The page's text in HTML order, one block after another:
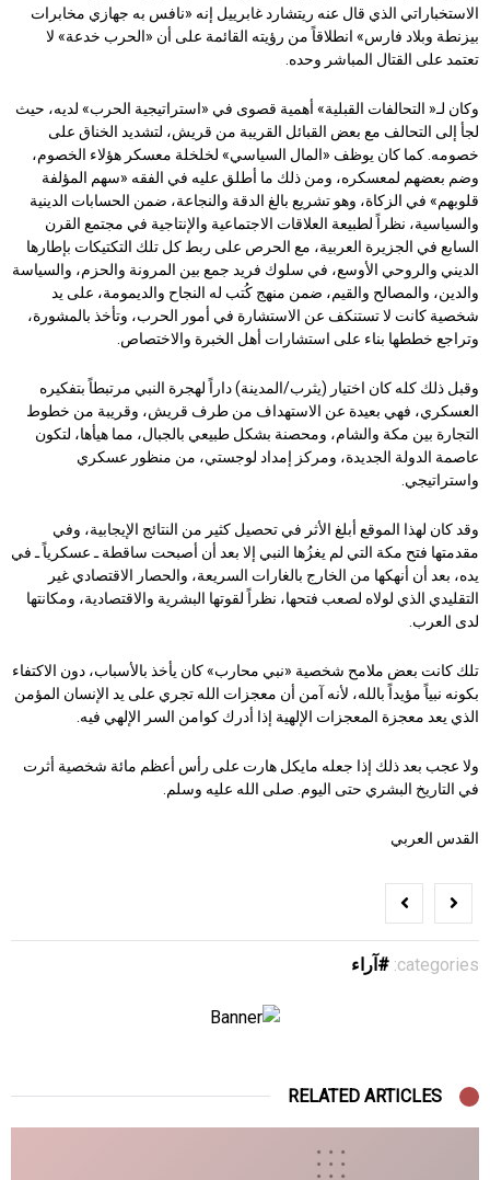
الاستخباراتي الذي قال عنه ريتشارد غابرييل إنه «نافس به جهازي مخابرات
بيزنطة وبلاد فارس» انطلاقاً من رؤيته القائمة على أن «الحرب خدعة» لا
تعتمد على القتال المباشر وحده.
وكان لـ« التحالفات القبلية» أهمية قصوى في «استراتيجية الحرب» لديه، حيث
لجأ إلى التحالف مع بعض القبائل القريبة من قريش، لتشديد الخناق على
خصومه. كما كان يوظف «المال السياسي» لخلخلة معسكر هؤلاء الخصوم،
وضم بعضهم لمعسكره، ومن ذلك ما أطلق عليه في الفقه «سهم المؤلفة
قلوبهم» في الزكاة، وهو تشريع بالغ الدقة والنجاعة، ضمن الحسابات الدينية
والسياسية، نظراً لطبيعة العلاقات الاجتماعية والإنتاجية في مجتمع القرن
السابع في الجزيرة العربية، مع الحرص على ربط كل تلك التكتيكات بإطارها
الديني والروحي الأوسع، في سلوك فريد جمع بين المرونة والحزم، والسياسة
والدين، والمصالح والقيم، ضمن منهج كُتب له النجاح والديمومة، على يد
شخصية كانت لا تستنكف عن الاستشارة في أمور الحرب، وتأخذ بالمشورة،
وتراجع خططها بناء على استشارات أهل الخبرة والاختصاص.
وقبل ذلك كله كان اختيار (يثرب/المدينة) داراً لهجرة النبي مرتبطاً بتفكيره
العسكري، فهي بعيدة عن الاستهداف من طرف قريش، وقريبة من خطوط
التجارة بين مكة والشام، ومحصنة بشكل طبيعي بالجبال، مما هيأها، لتكون
عاصمة الدولة الجديدة، ومركز إمداد لوجستي، من منظور عسكري
واستراتيجي.
وقد كان لهذا الموقع أبلغ الأثر في تحصيل كثير من النتائج الإيجابية، وفي
مقدمتها فتح مكة التي لم يغزُها النبي إلا بعد أن أصبحت ساقطة ـ عسكرياً ـ في
يده، بعد أن أنهكها من الخارج بالغارات السريعة، والحصار الاقتصادي غير
التقليدي الذي لولاه لصعب فتحها، نظراً لقوتها البشرية والاقتصادية، ومكانتها
لدى العرب.
تلك كانت بعض ملامح شخصية «نبي محارب» كان يأخذ بالأسباب، دون الاكتفاء
بكونه نبياً مؤيداً بالله، لأنه آمن أن معجزات الله تجري على يد الإنسان المؤمن
الذي يعد معجزة المعجزات الإلهية إذا أدرك كوامن السر الإلهي فيه.
ولا عجب بعد ذلك إذا جعله مايكل هارت على رأس أعظم مائة شخصية أثرت
في التاريخ البشري حتى اليوم. صلى الله عليه وسلم.
القدس العربي
categories: آراء
RELATED ARTICLES